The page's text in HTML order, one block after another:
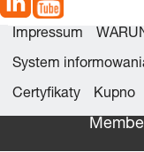
Impressum
System
Certyfikaty Kupno